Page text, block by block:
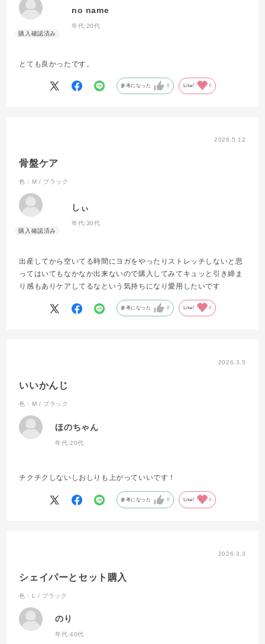
no name
年代:20代
とても良かったです。
参考になった 0 Like! 0
2026.5.12
骨盤ケア
色：M / ブラック
しぃ
年代:30代
出産してから空いてる時間にヨガをやったりストレッチしないと思
ってはいてもなかなか出来ないので購入してみてキュッと引き締ま
り感もありケアしてるなという気持ちになり愛用したいです
参考になった 0 Like! 0
2026.3.5
いいかんじ
色：M / ブラック
ほのちゃん
年代:20代
チクチクしないしおしりも上がっていいです！
参考になった 0 Like! 0
2026.3.3
シェイパーとセット購入
色：L / ブラック
のり
年代:40代